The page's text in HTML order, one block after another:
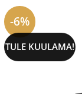
-6%
TULE KUULAMA!